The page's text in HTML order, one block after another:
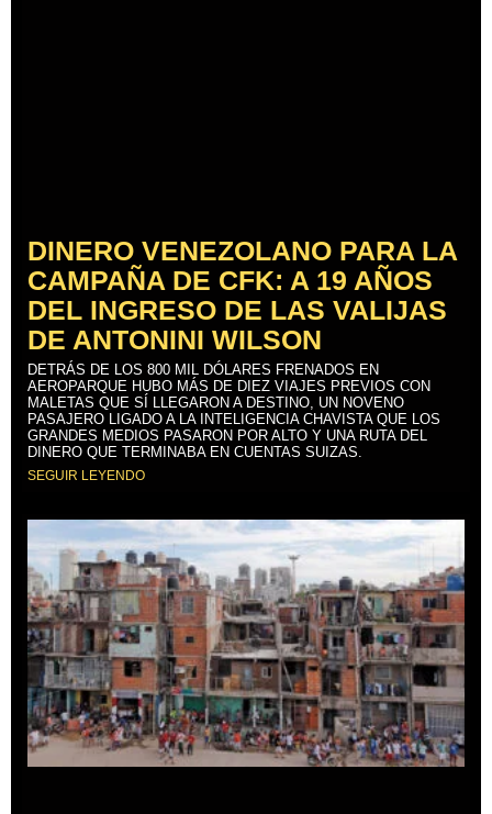
DINERO VENEZOLANO PARA LA
CAMPAÑA DE CFK: A 19 AÑOS
DEL INGRESO DE LAS VALIJAS
DE ANTONINI WILSON
DETRÁS DE LOS 800 MIL DÓLARES FRENADOS EN
AEROPARQUE HUBO MÁS DE DIEZ VIAJES PREVIOS CON
MALETAS QUE SÍ LLEGARON A DESTINO, UN NOVENO
PASAJERO LIGADO A LA INTELIGENCIA CHAVISTA QUE LOS
GRANDES MEDIOS PASARON POR ALTO Y UNA RUTA DEL
DINERO QUE TERMINABA EN CUENTAS SUIZAS.
SEGUIR LEYENDO